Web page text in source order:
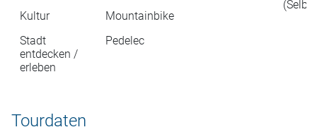
Kultur
Stadt
entdecken /
erleben
Mountainbike
Pedelec
Tourdaten